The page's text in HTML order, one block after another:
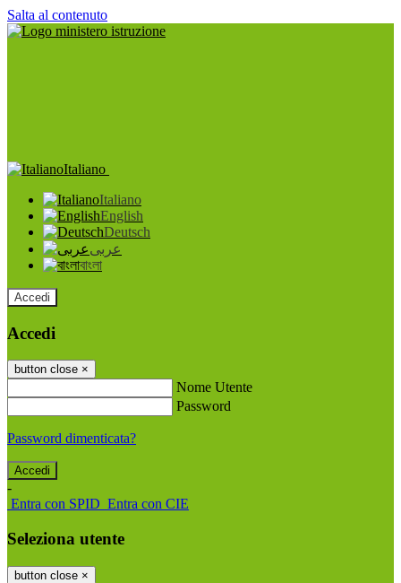
Salta al contenuto
Italiano
Italiano
English
Deutsch
عربى
বাংলা
Accedi
Accedi
button close ×
Nome Utente
Password
Password dimenticata?
-
Entra con SPID Entra con CIE
Seleziona utente
button close ×